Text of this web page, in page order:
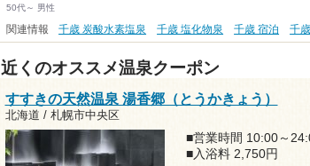
50代～ 男性
関連情報 千歳 炭酸水素塩泉 千歳 塩化物泉 千歳 宿泊 千
近くのオススメ温泉クーポン
すすきの天然温泉 湯香郷（とうかきょう）
北海道 / 札幌市中央区
■営業時間 10:00～
■入浴料 2,750円